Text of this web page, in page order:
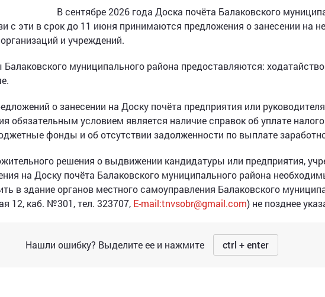
В сентябре 2026 года Доска почёта Балаковского
с эти в срок до 11 июня принимаются предложения о занесении на
и учреждений.
муниципального района предоставляются:
о занесении на Доску почёта предприятия или
обязательным условием является наличие справок об уплате
фонды и об отсутствии задолженности по выплате
решения о выдвижении кандидатуры или предприятия,
на Доску почёта Балаковского муниципального района
в здание органов местного самоуправления Балаковского
12, каб. №301, тел. 323707, E-mail:tnvsobr@gmail.com) не позднее
Нашли ошибку? Выделите ее и нажмите ctrl + enter